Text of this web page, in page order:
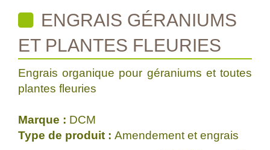
ENGRAIS GÉRANIUMS
ET PLANTES FLEURIES
Engrais organique pour géraniums et toutes
plantes fleuries
Marque : DCM
Type de produit : Amendement et engrais